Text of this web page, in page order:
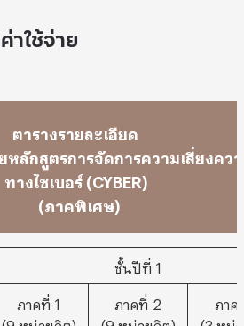
าใช้จ่าย
ตารางรายละเอียด
หลักสูตรการจัดการความเสี่ยงคว
ทางไซเบอร์ (CYBER)
(ภาคพิเศษ)
ชั้นปีที่ 1
ภาคที่ 1
(9 หน่วยกิต)
ภาคที่ 2
(9 หน่วยกิต)
ภาค
(3 หน่